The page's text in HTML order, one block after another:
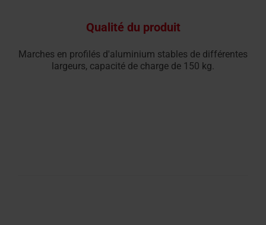
Qualité du produit
Marches en profilés d'aluminium stables de différentes
largeurs, capacité de charge de 150 kg.